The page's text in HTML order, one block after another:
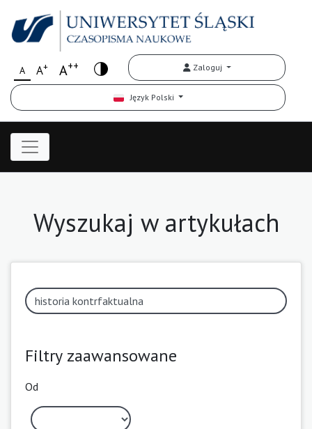
A A+ A++ Zaloguj
Język Polski
Wyszukaj w artykułach
Filtry zaawansowane
Od